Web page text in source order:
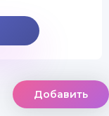
Добавить